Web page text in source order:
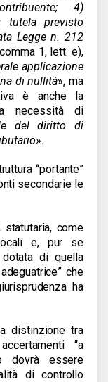
4)
tutela previsto
Legge n. 212
1, lett. e),
applicazione
di nullità», ma
è anche la
necessità di
del diritto di
».
“portante”
secondarie le
statutaria, come
e, pur se
di quella
che
ha
distinzione tra
“a
dovrà essere
di controllo